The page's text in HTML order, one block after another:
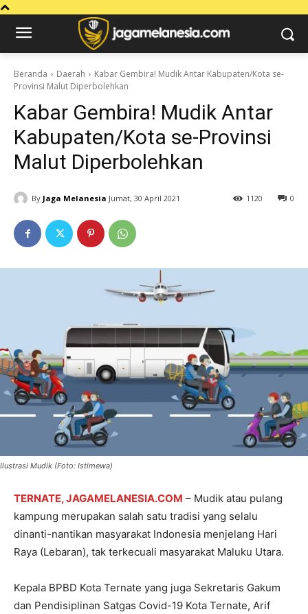
Beranda Daerah
Kabar Gembira! Mudik Antar Kabupaten/Kota se-
Provinsi Malut Diperbolehkan
Kabar Gembira! Mudik Antar
Kabupaten/Kota se-Provinsi
Malut Diperbolehkan
By Jaga Melanesia Jumat, 30 April 2021 0
1120
Ilustrasi Mudik (Foto: Istimewa)
TERNATE, JAGAMELANESIA.COM – Mudik atau pulang
kampung merupakan salah satu tradisi yang selalu
dinanti-nantikan masyarakat Indonesia menjelang Hari
Raya (Lebaran), tak terkecuali masyarakat Maluku Utara.
Kepala BPBD Kota Ternate yang juga Sekretaris Gakum
dan Pendisiplinan Satgas Covid-19 Kota Ternate, Arif